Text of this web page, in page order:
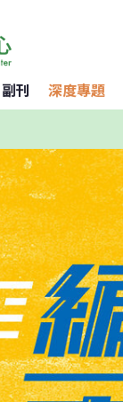
副刊 深度專題